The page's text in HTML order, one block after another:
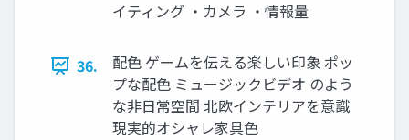
イティング ・カメラ ・情報量
36.
配色 ゲームを伝える楽しい印象 ポッ
プな配色 ミュージックビデオ のよう
な非日常空間 北欧インテリアを意識
現実的オシャレ家具色